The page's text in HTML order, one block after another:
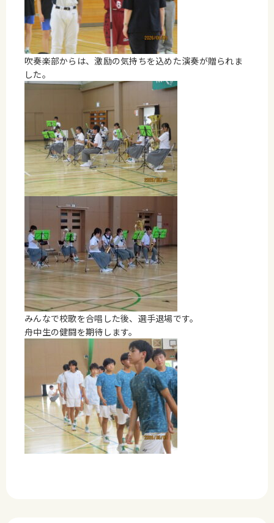
吹奏楽部からは、激励の気持ちを込めた演奏が贈られま
した。
みんなで校歌を合唱した後、選手退場です。
舟中生の健闘を期待します。